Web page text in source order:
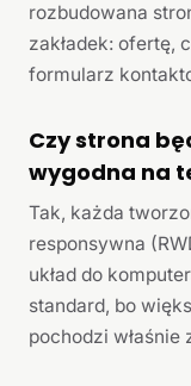
rozbudowana
zakładek: ofertę,
formularz
Czy strona
wygodna na
Tak, każda
responsywna
układ do
standard, bo
pochodzi